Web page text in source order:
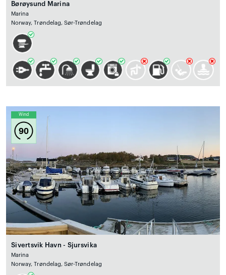
Børøysund Marina
Marina
Norway, Trøndelag, Sør-Trøndelag
Wind
90
Sivertsvik Havn - Sjursvika
Marina
Norway, Trøndelag, Sør-Trøndelag